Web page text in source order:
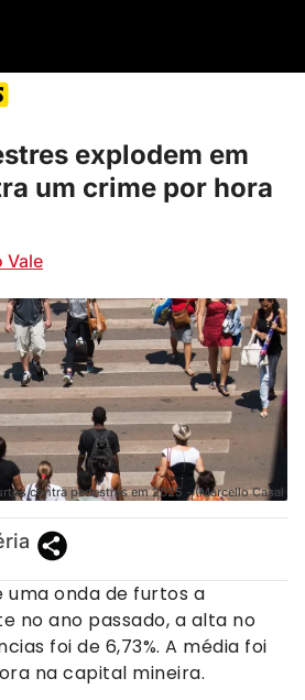
explodem em
um crime por hora
Vale
contra pedestres em 2025 - (Marcello Casal
uma onda de furtos a
no ano passado, a alta no
foi de 6,73%. A média foi
na capital mineira.